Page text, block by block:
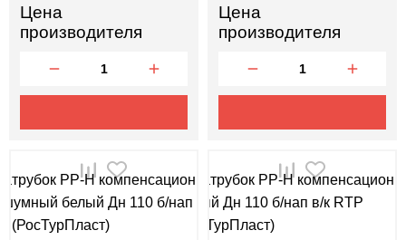
Цена
производителя
Цена
производителя